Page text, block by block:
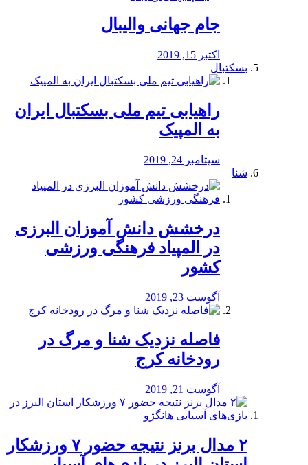
جام جهانی والیبال
اکتبر 15, 2019
بسکتبال
راهیابی تیم ملی بسکتبال ایران
به المپیک
سپتامبر 24, 2019
شنا
درخشش دانش آموزان البرزی
در المپیاد فرهنگی ورزشی
کشور
آگوست 23, 2019
️فاصله نزدیک شنا و مرگ در
رودخانه کرج
آگوست 21, 2019
۲ مدال برنز نتیجه حضور ۷ ورزشکار